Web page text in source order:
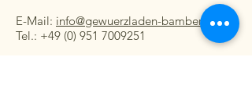
E-Mail: info@gewuerzladen-bamberg.de
Tel.: +49 (0) 951 7009251